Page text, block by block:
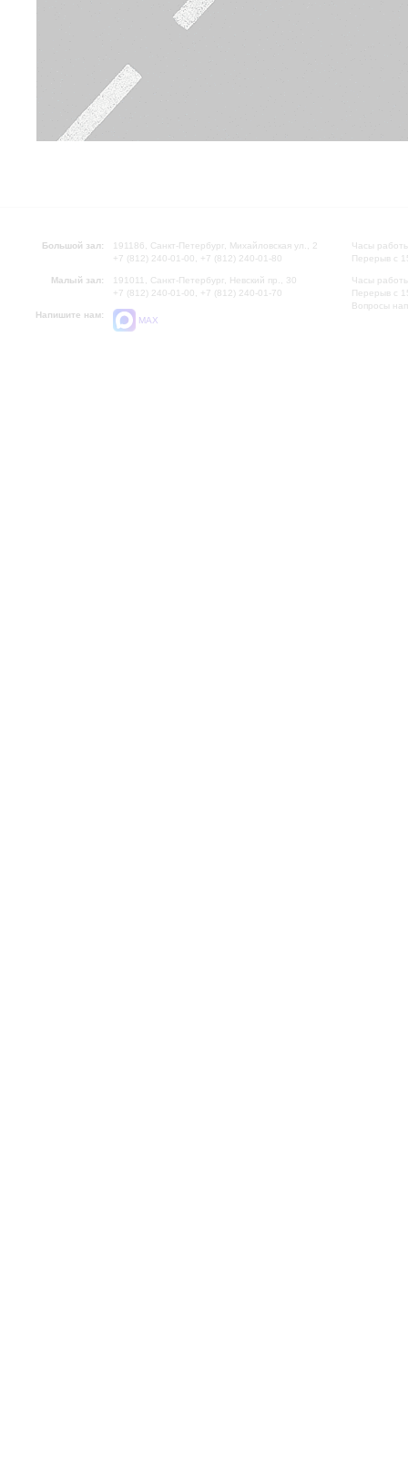
Большой зал:
191186, Санкт-Петербург, Михайловская ул., 2
+7 (812) 240-01-00, +7 (812) 240-01-80
Малый зал:
191011, Санкт-Петербург, Невский пр., 30
+7 (812) 240-01-00, +7 (812) 240-01-70
Напишите нам:
MAX
Часы
Перерыв с
Часы
Перерыв с
Вопросы